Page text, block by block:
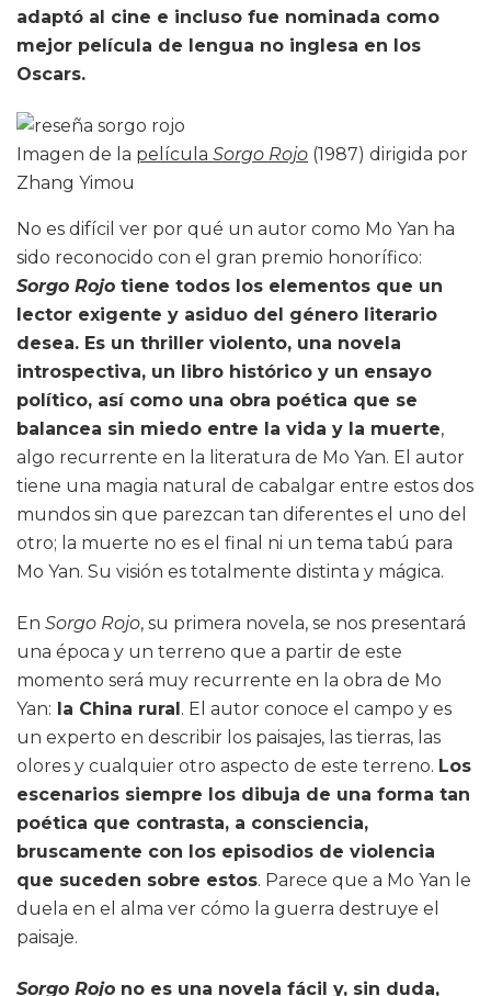
adaptó al cine e incluso fue nominada como
mejor película de lengua no inglesa en los
Oscars.
Imagen de la película Sorgo Rojo (1987) dirigida por
Zhang Yimou
No es difícil ver por qué un autor como Mo Yan ha
sido reconocido con el gran premio honorífico:
Sorgo Rojo tiene todos los elementos que un
lector exigente y asiduo del género literario
desea. Es un thriller violento, una novela
introspectiva, un libro histórico y un ensayo
político, así como una obra poética que se
balancea sin miedo entre la vida y la muerte,
algo recurrente en la literatura de Mo Yan. El autor
tiene una magia natural de cabalgar entre estos dos
mundos sin que parezcan tan diferentes el uno del
otro; la muerte no es el final ni un tema tabú para
Mo Yan. Su visión es totalmente distinta y mágica.
En Sorgo Rojo, su primera novela, se nos presentará
una época y un terreno que a partir de este
momento será muy recurrente en la obra de Mo
Yan: la China rural. El autor conoce el campo y es
un experto en describir los paisajes, las tierras, las
olores y cualquier otro aspecto de este terreno. Los
escenarios siempre los dibuja de una forma tan
poética que contrasta, a consciencia,
bruscamente con los episodios de violencia
que suceden sobre estos. Parece que a Mo Yan le
duela en el alma ver cómo la guerra destruye el
paisaje.
Sorgo Rojo no es una novela fácil y, sin duda,